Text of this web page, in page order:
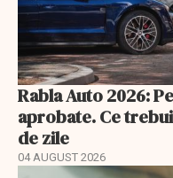
Rabla Auto 2026:
aprobate. Ce
de zile
04 AUGUST 2026